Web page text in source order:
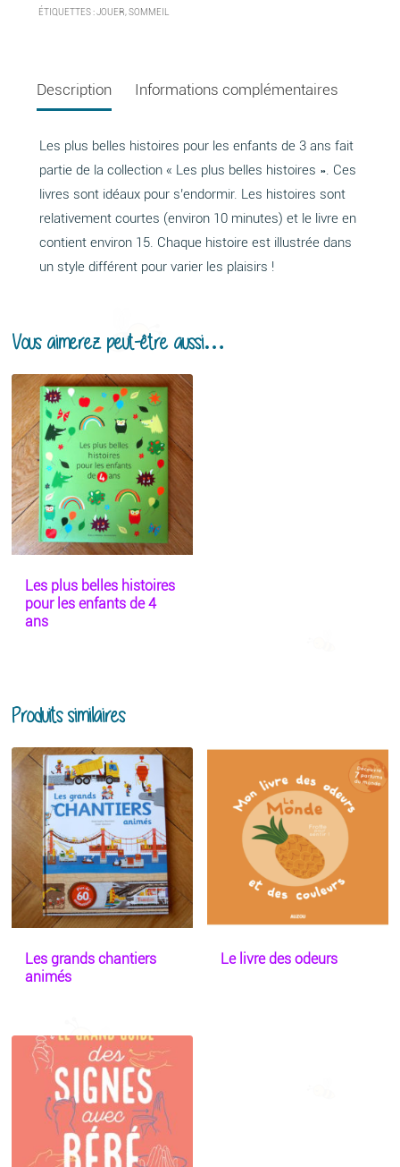
ÉTIQUETTES :JOUER ,SOMMEIL
Description Informations complémentaires
Les plus belles histoires pour les enfants de 3 ans fait
partie de la collection « Les plus belles histoires ». Ces
livres sont idéaux pour s’endormir. Les histoires sont
relativement courtes (environ 10 minutes) et le livre en
contient environ 15. Chaque histoire est illustrée dans
un style différent pour varier les plaisirs !
Vous aimerez peut-être aussi…
Les plus belles histoires
pour les enfants de 4
ans
Produits similaires
Les grands chantiers
animés
Le livre des odeurs